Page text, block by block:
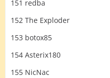
151 redba
152 The Exploder
153 botox85
154 Asterix180
155 NicNac